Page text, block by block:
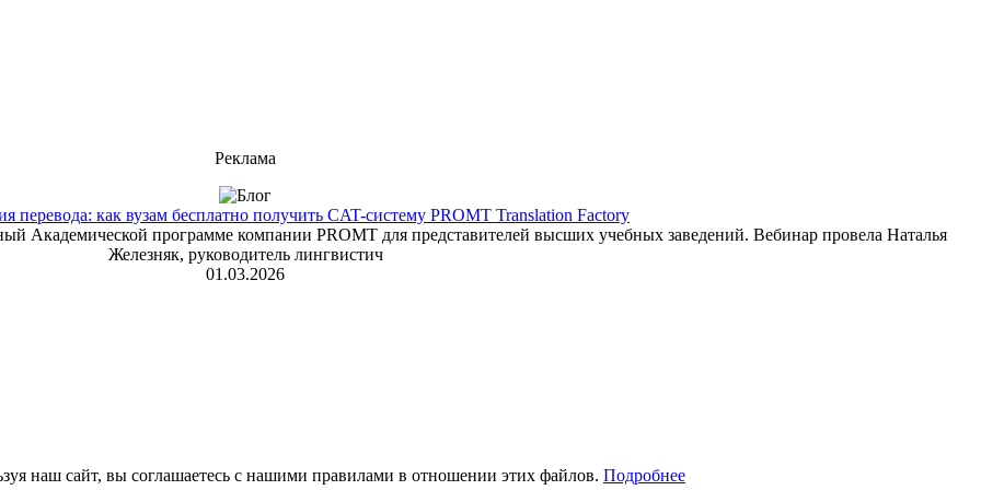
Реклама
перевода: как вузам бесплатно получить CAT-систему PROMT Translation Factory
Академической программе компании PROMT для представителей высших учебных заведений. Вебинар провела Наталья
Железняк, руководитель лингвистич
01.03.2026
наш сайт, вы соглашаетесь с нашими правилами в отношении этих файлов. Подробнее